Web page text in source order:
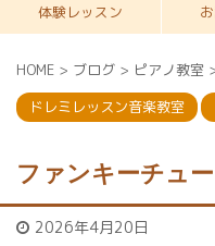
体験レッスン
HOME > ブログ > ピアノ教室
ドレミレッスン音楽教室
ファンキーチュ
2026年4月20日